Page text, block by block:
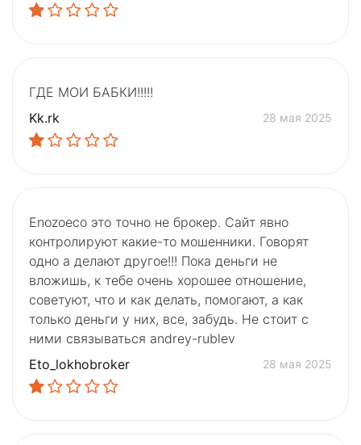
ГДЕ МОИ БАБКИ!!!!!
Kk.rk
28 мая 2025
Enozoeco это точно не брокер. Сайт явно
контролируют какие-то мошенники. Говорят
одно а делают другое!!! Пока деньги не
вложишь, к тебе очень хорошее отношение,
советуют, что и как делать, помогают, а как
только деньги у них, все, забудь. Не стоит с
ними связываться andrey-rublev
Eto_lokhobroker
28 мая 2025